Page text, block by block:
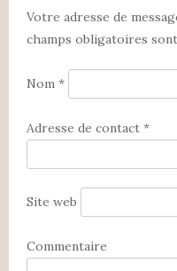
Votre adresse de
champs obligatoires
Nom *
Adresse de contact *
Site web
Commentaire